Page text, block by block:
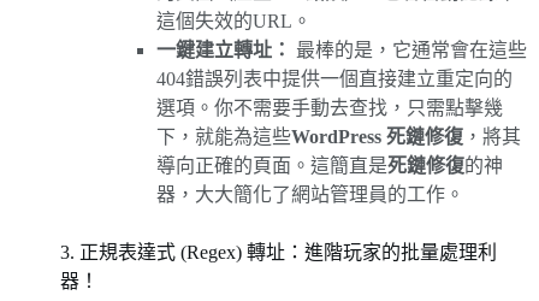
這個失效的URL。
一鍵建立轉址：
最棒的是，它通常會在這些
404錯誤列表中提供一個直接建立重定向的
選項。你不需要手動去查找，只需點擊幾
下，就能為這些WordPress 死鏈修復 ，將其
導向正確的頁面。這簡直是死鏈修復的神
器，大大簡化了網站管理員的工作。
3. 正規表達式 (Regex) 轉址：進階玩家的批量處理利
器！